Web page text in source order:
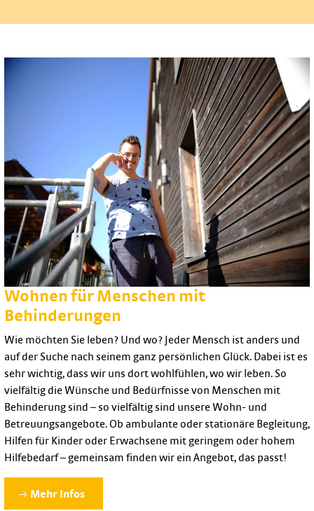
Wohnen für Menschen mit
Behinderungen
Wie möchten Sie leben? Und wo? Jeder Mensch ist anders und
auf der Suche nach seinem ganz persönlichen Glück. Dabei ist es
sehr wichtig, dass wir uns dort wohlfühlen, wo wir leben. So
vielfältig die Wünsche und Bedürfnisse von Menschen mit
Behinderung sind – so vielfältig sind unsere Wohn- und
Betreuungsangebote. Ob ambulante oder stationäre Begleitung,
Hilfen für Kinder oder Erwachsene mit geringem oder hohem
Hilfebedarf – gemeinsam finden wir ein Angebot, das passt!
Mehr Infos